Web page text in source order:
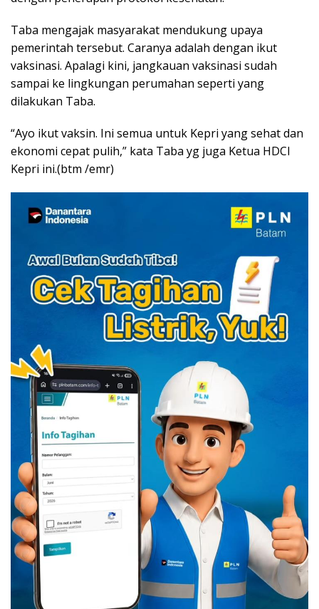
Taba mengajak masyarakat mendukung upaya
pemerintah tersebut. Caranya adalah dengan ikut
vaksinasi. Apalagi kini, jangkauan vaksinasi sudah
sampai ke lingkungan perumahan seperti yang
dilakukan Taba.
“Ayo ikut vaksin. Ini semua untuk Kepri yang sehat dan
ekonomi cepat pulih,” kata Taba yg juga Ketua HDCI
Kepri ini.(btm /emr)